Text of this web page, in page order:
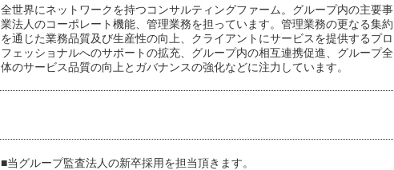
全世界にネットワークを持つコンサルティングファーム。グループ内の主要事
業法人のコーポレート機能、管理業務を担っています。管理業務の更なる集約
を通じた業務品質及び生産性の向上、クライアントにサービスを提供するプロ
フェッショナルへのサポートの拡充、グループ内の相互連携促進、グループ全
体のサービス品質の向上とガバナンスの強化などに注力しています。
■当グループ監査法人の新卒採用を担当頂きます。